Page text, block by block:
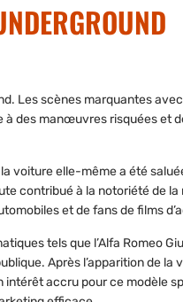
Les scènes marquantes
des manœuvres risquées et
voiture elle-même a été
contribué à la notoriété de la
et de fans de films
tels que l’Alfa Romeo
Après l’apparition de la
intérêt accru pour ce modèle